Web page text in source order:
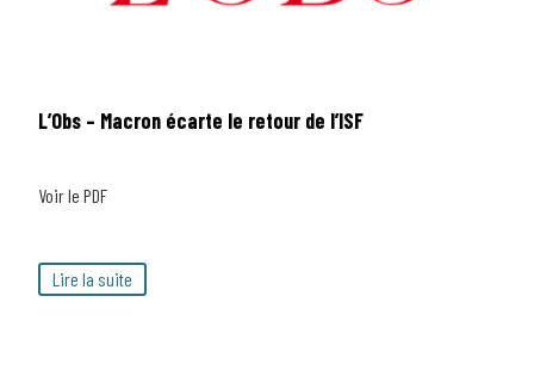
L’Obs – Macron écarte le retour de l’ISF
Voir le PDF
Lire la suite